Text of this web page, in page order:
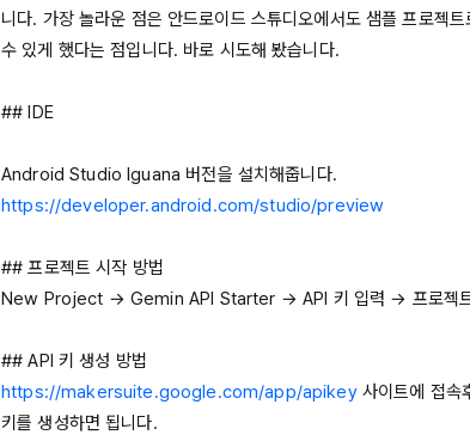
니다. 가장 놀라운 점은 안드로이드 스튜디오에서도 샘플 프로젝트
수 있게 했다는 점입니다. 바로 시도해 봤습니다.
## IDE
Android Studio Iguana
https://developer.android.com/studio/preview
New Project → Gemin API Starter → API 키 입력 → 프로젝
## API
https://makersuite.google.com/app/apikey 사이트에 접속
키를 생성하면 됩니다.